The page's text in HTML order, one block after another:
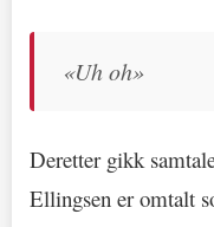
«Uh oh»
Deretter gikk
Ellingsen er omtalt